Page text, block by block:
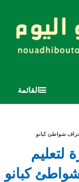
القائمة
شواطئ كبانو
كبانو